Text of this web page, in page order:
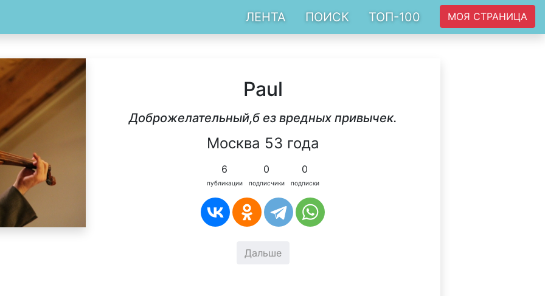
ЛЕНТА ПОИСК ТОП-100 МОЯ СТРАНИЦА
Paul
Доброжелательный,б ез вредных привычек.
Москва 53 года
6
публикации
0
подписчики
0
подписки
Дальше